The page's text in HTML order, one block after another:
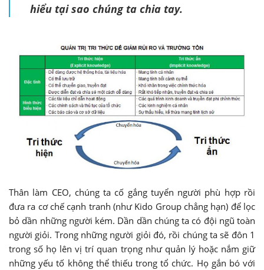
hiểu tại sao chúng ta chia tay.
Thân làm CEO, chúng ta cố gắng tuyển người phù hợp rồi
đưa ra cơ chế cạnh tranh (như Kido Group chẳng hạn) để lọc
bỏ dần những người kém. Dần dần chúng ta có đội ngũ toàn
người giỏi. Trong những người giỏi đó, rồi chúng ta sẽ đôn 1
trong số họ lên vị trí quan trọng như quản lý hoặc nắm giữ
những yếu tố không thể thiếu trong tổ chức. Họ gắn bó với